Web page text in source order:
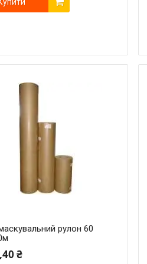
рулон 60
₴